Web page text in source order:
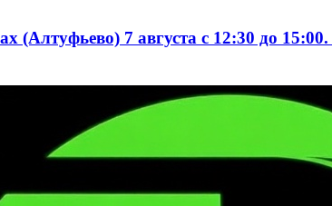
7 августа с 12:30 до